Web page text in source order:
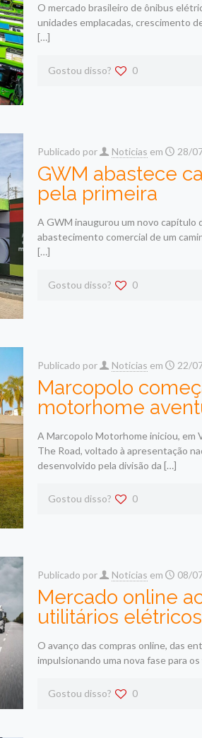
O mercado brasileiro de ônibus
unidades emplacadas, crescimento
[…]
Gostou disso? 0
Publicado por Noticias em 28/
GWM abastece
pela primeira
A GWM inaugurou um novo capítulo
abastecimento comercial de um
[…]
Gostou disso? 0
Publicado por Noticias em 22/
Marcopolo
motorhome
A Marcopolo Motorhome iniciou, em
The Road, voltado à apresentação
desenvolvido pela divisão da […]
Gostou disso? 0
Publicado por Noticias em 08/
Mercado online
utilitários elétricos
O avanço das compras online, das
impulsionando uma nova fase para
Gostou disso? 0